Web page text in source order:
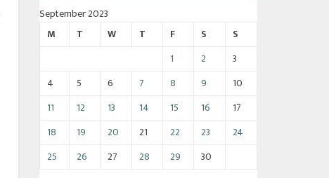
September 2023
M
T W T F S
S
1
2
3
4
5 6 7 8 9
10
11
12 13 14 15 16
17
18
19 20 21 22 23
24
25
26 27 28 29 30